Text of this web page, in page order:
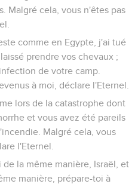
Malgré cela, vous n'êtes pas
comme en Egypte, j'ai tué
prendre vos chevaux ;
de votre camp.
à moi, déclare l'Eternel.
lors de la catastrophe dont
et vous avez été pareils
Malgré cela, vous
l'Eternel.
la même manière, Israël, et
manière, prépare-toi à